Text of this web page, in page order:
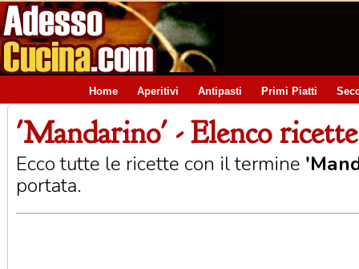
Home Aperitivi Antipasti Primi Piatti
'Mandarino' - Elenco ricette
Ecco tutte le ricette con il termine
portata.